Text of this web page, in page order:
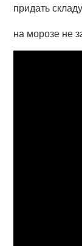
придать
на морозе не